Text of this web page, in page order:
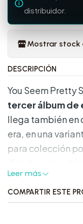
distribuidor.
Mostrar stock
DESCRIPCIÓN
You Seem Pretty
tercer álbum de
llega también en
era, en una
para colección
tener el álbum en
Características
Leer más
COMPARTIR ESTE